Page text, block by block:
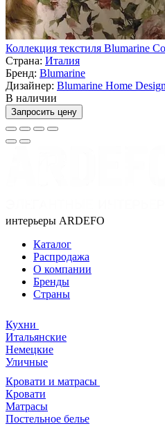
Коллекция текстиля Blumarine
Страна: Италия
Бренд: Blumarine
Дизайнер: Blumarine Home Design
В наличии
Запросить цену
интерьеры ARDEFO
Каталог
Распродажа
О компании
Бренды
Страны
Кухни
Итальянские
Немецкие
Уличные
Кровати и матрасы
Кровати
Матрасы
Постельное белье